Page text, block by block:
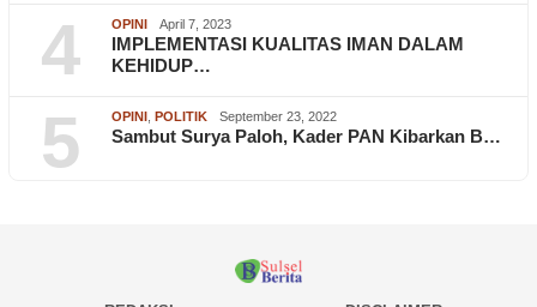
4 OPINI April 7, 2023
IMPLEMENTASI KUALITAS IMAN DALAM
KEHIDUP…
5 OPINI POLITIK September 23, 2022
Sambut Surya Paloh, Kader PAN Kibarkan B…